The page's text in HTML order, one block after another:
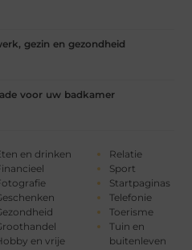
en drinken
en vrije
Relatie
Sport
Startpaginas
Telefonie
Toerisme
Tuin en
buitenleven
gezin en gezondheid
voor uw badkamer